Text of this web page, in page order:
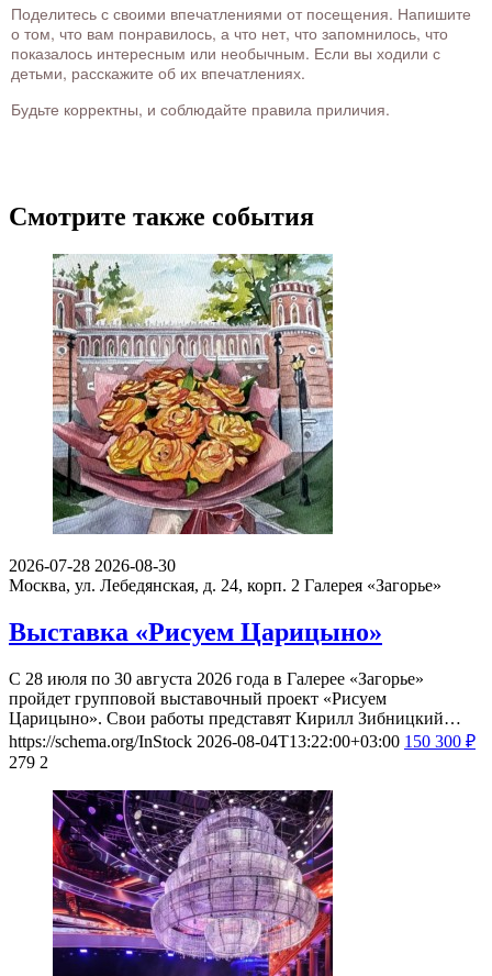
Поделитесь с своими впечатлениями от посещения. Напишите
о том, что вам понравилось, а что нет, что запомнилось, что
показалось интересным или необычным. Если вы ходили с
детьми, расскажите об их впечатлениях.
Будьте корректны, и соблюдайте правила приличия.
Смотрите также события
2026-07-28 2026-08-30
Москва, ул. Лебедянская, д. 24, корп. 2 Галерея «Загорье»
Выставка «Рисуем Царицыно»
С 28 июля по 30 августа 2026 года в Галерее «Загорье»
пройдет групповой выставочный проект «Рисуем
Царицыно». Свои работы представят Кирилл Зибницкий…
https://schema.org/InStock 2026-08-04T13:22:00+03:00 150 300 ₽
279 2